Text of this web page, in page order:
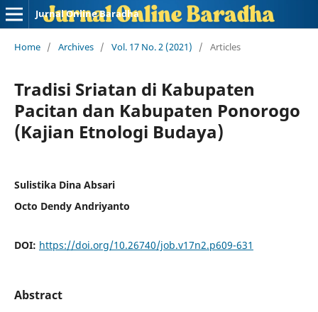
Jurnal Online Baradha
Home / Archives / Vol. 17 No. 2 (2021) / Articles
Tradisi Sriatan di Kabupaten
Pacitan dan Kabupaten Ponorogo
(Kajian Etnologi Budaya)
Sulistika Dina Absari
Octo Dendy Andriyanto
DOI: https://doi.org/10.26740/job.v17n2.p609-631
Abstract